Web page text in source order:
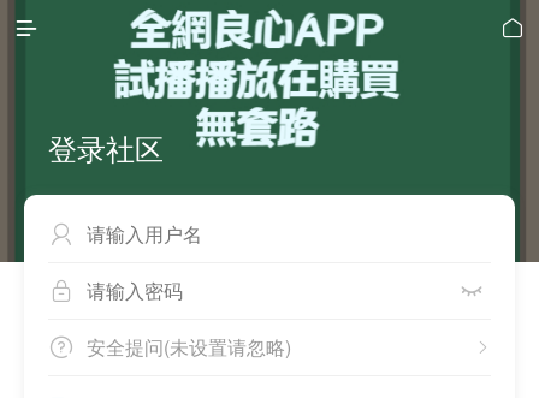
 
登录社区

 
 
安全提问(未设置请忽略)